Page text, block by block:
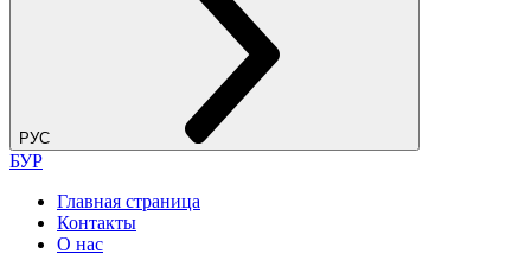
РУС
БУР
Главная страница
Контакты
О нас